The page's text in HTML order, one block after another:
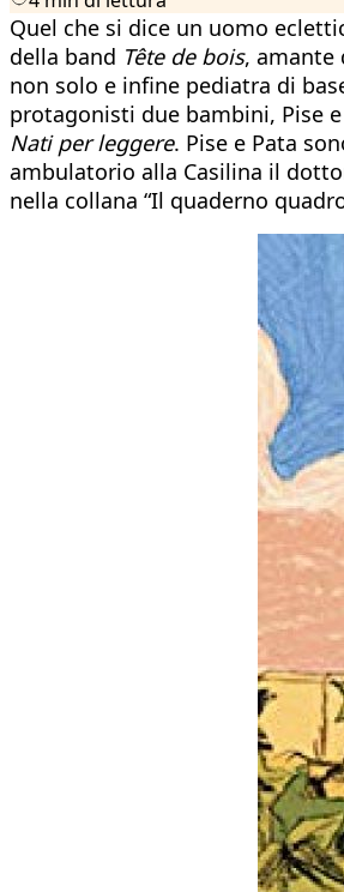
Quel che si dice un uomo
della band Tête de bois, amante
non solo e infine pediatra di
protagonisti due bambini, Pise
Nati per leggere. Pise e Pata
ambulatorio alla Casilina il
nella collana “Il quaderno